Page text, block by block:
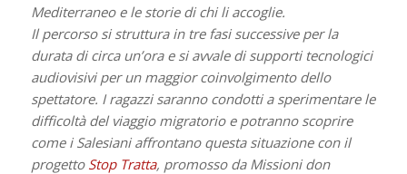
Mediterraneo e le storie di chi li accoglie.
Il percorso si struttura in tre fasi successive per la
durata di circa un’ora e si avvale di supporti tecnologici
audiovisivi per un maggior coinvolgimento dello
spettatore. I ragazzi saranno condotti a sperimentare le
difficoltà del viaggio migratorio e potranno scoprire
come i Salesiani affrontano questa situazione con il
progetto Stop Tratta, promosso da Missioni don